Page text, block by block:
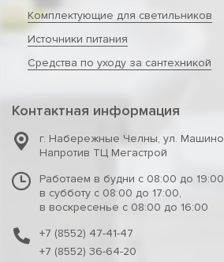
Комплектующие для светильников
Источники питания
Средства по уходу за сантехникой
Контактная информация
г. Набережные Челны, ул.
Напротив ТЦ Мегастрой
Работаем в будни с 08:00 до
в субботу с 08:00 до 17:00,
в воскресенье с 08:00 до 16:00
+7 (8552) 47-41-47
+7 (8552) 36-64-20